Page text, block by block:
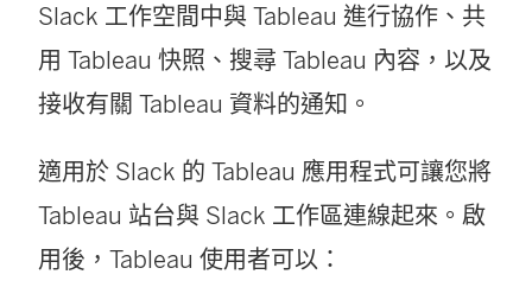
Slack 工作空間中與 Tableau 進行協作、共
用 Tableau 快照、搜尋 Tableau 內容，以及
接收有關 Tableau 資料的通知。
適用於 Slack 的 Tableau 應用程式可讓您將
Tableau 站台與 Slack 工作區連線起來。啟
用後，Tableau 使用者可以：